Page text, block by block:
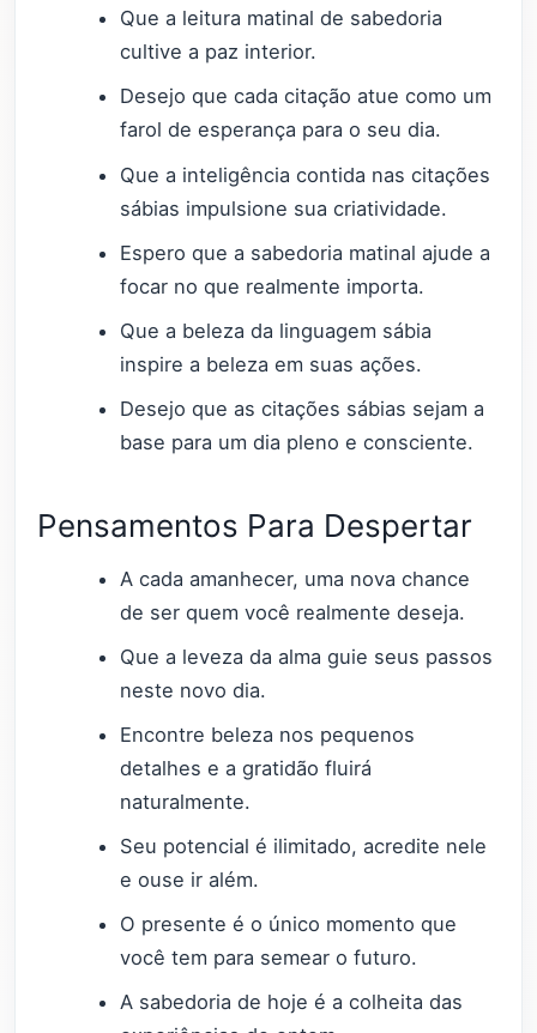
Que a leitura matinal de sabedoria
cultive a paz interior.
Desejo que cada citação atue como um
farol de esperança para o seu dia.
Que a inteligência contida nas citações
sábias impulsione sua criatividade.
Espero que a sabedoria matinal ajude a
focar no que realmente importa.
Que a beleza da linguagem sábia
inspire a beleza em suas ações.
Desejo que as citações sábias sejam a
base para um dia pleno e consciente.
Pensamentos Para Despertar
A cada amanhecer, uma nova chance
de ser quem você realmente deseja.
Que a leveza da alma guie seus passos
neste novo dia.
Encontre beleza nos pequenos
detalhes e a gratidão fluirá
naturalmente.
Seu potencial é ilimitado, acredite nele
e ouse ir além.
O presente é o único momento que
você tem para semear o futuro.
A sabedoria de hoje é a colheita das